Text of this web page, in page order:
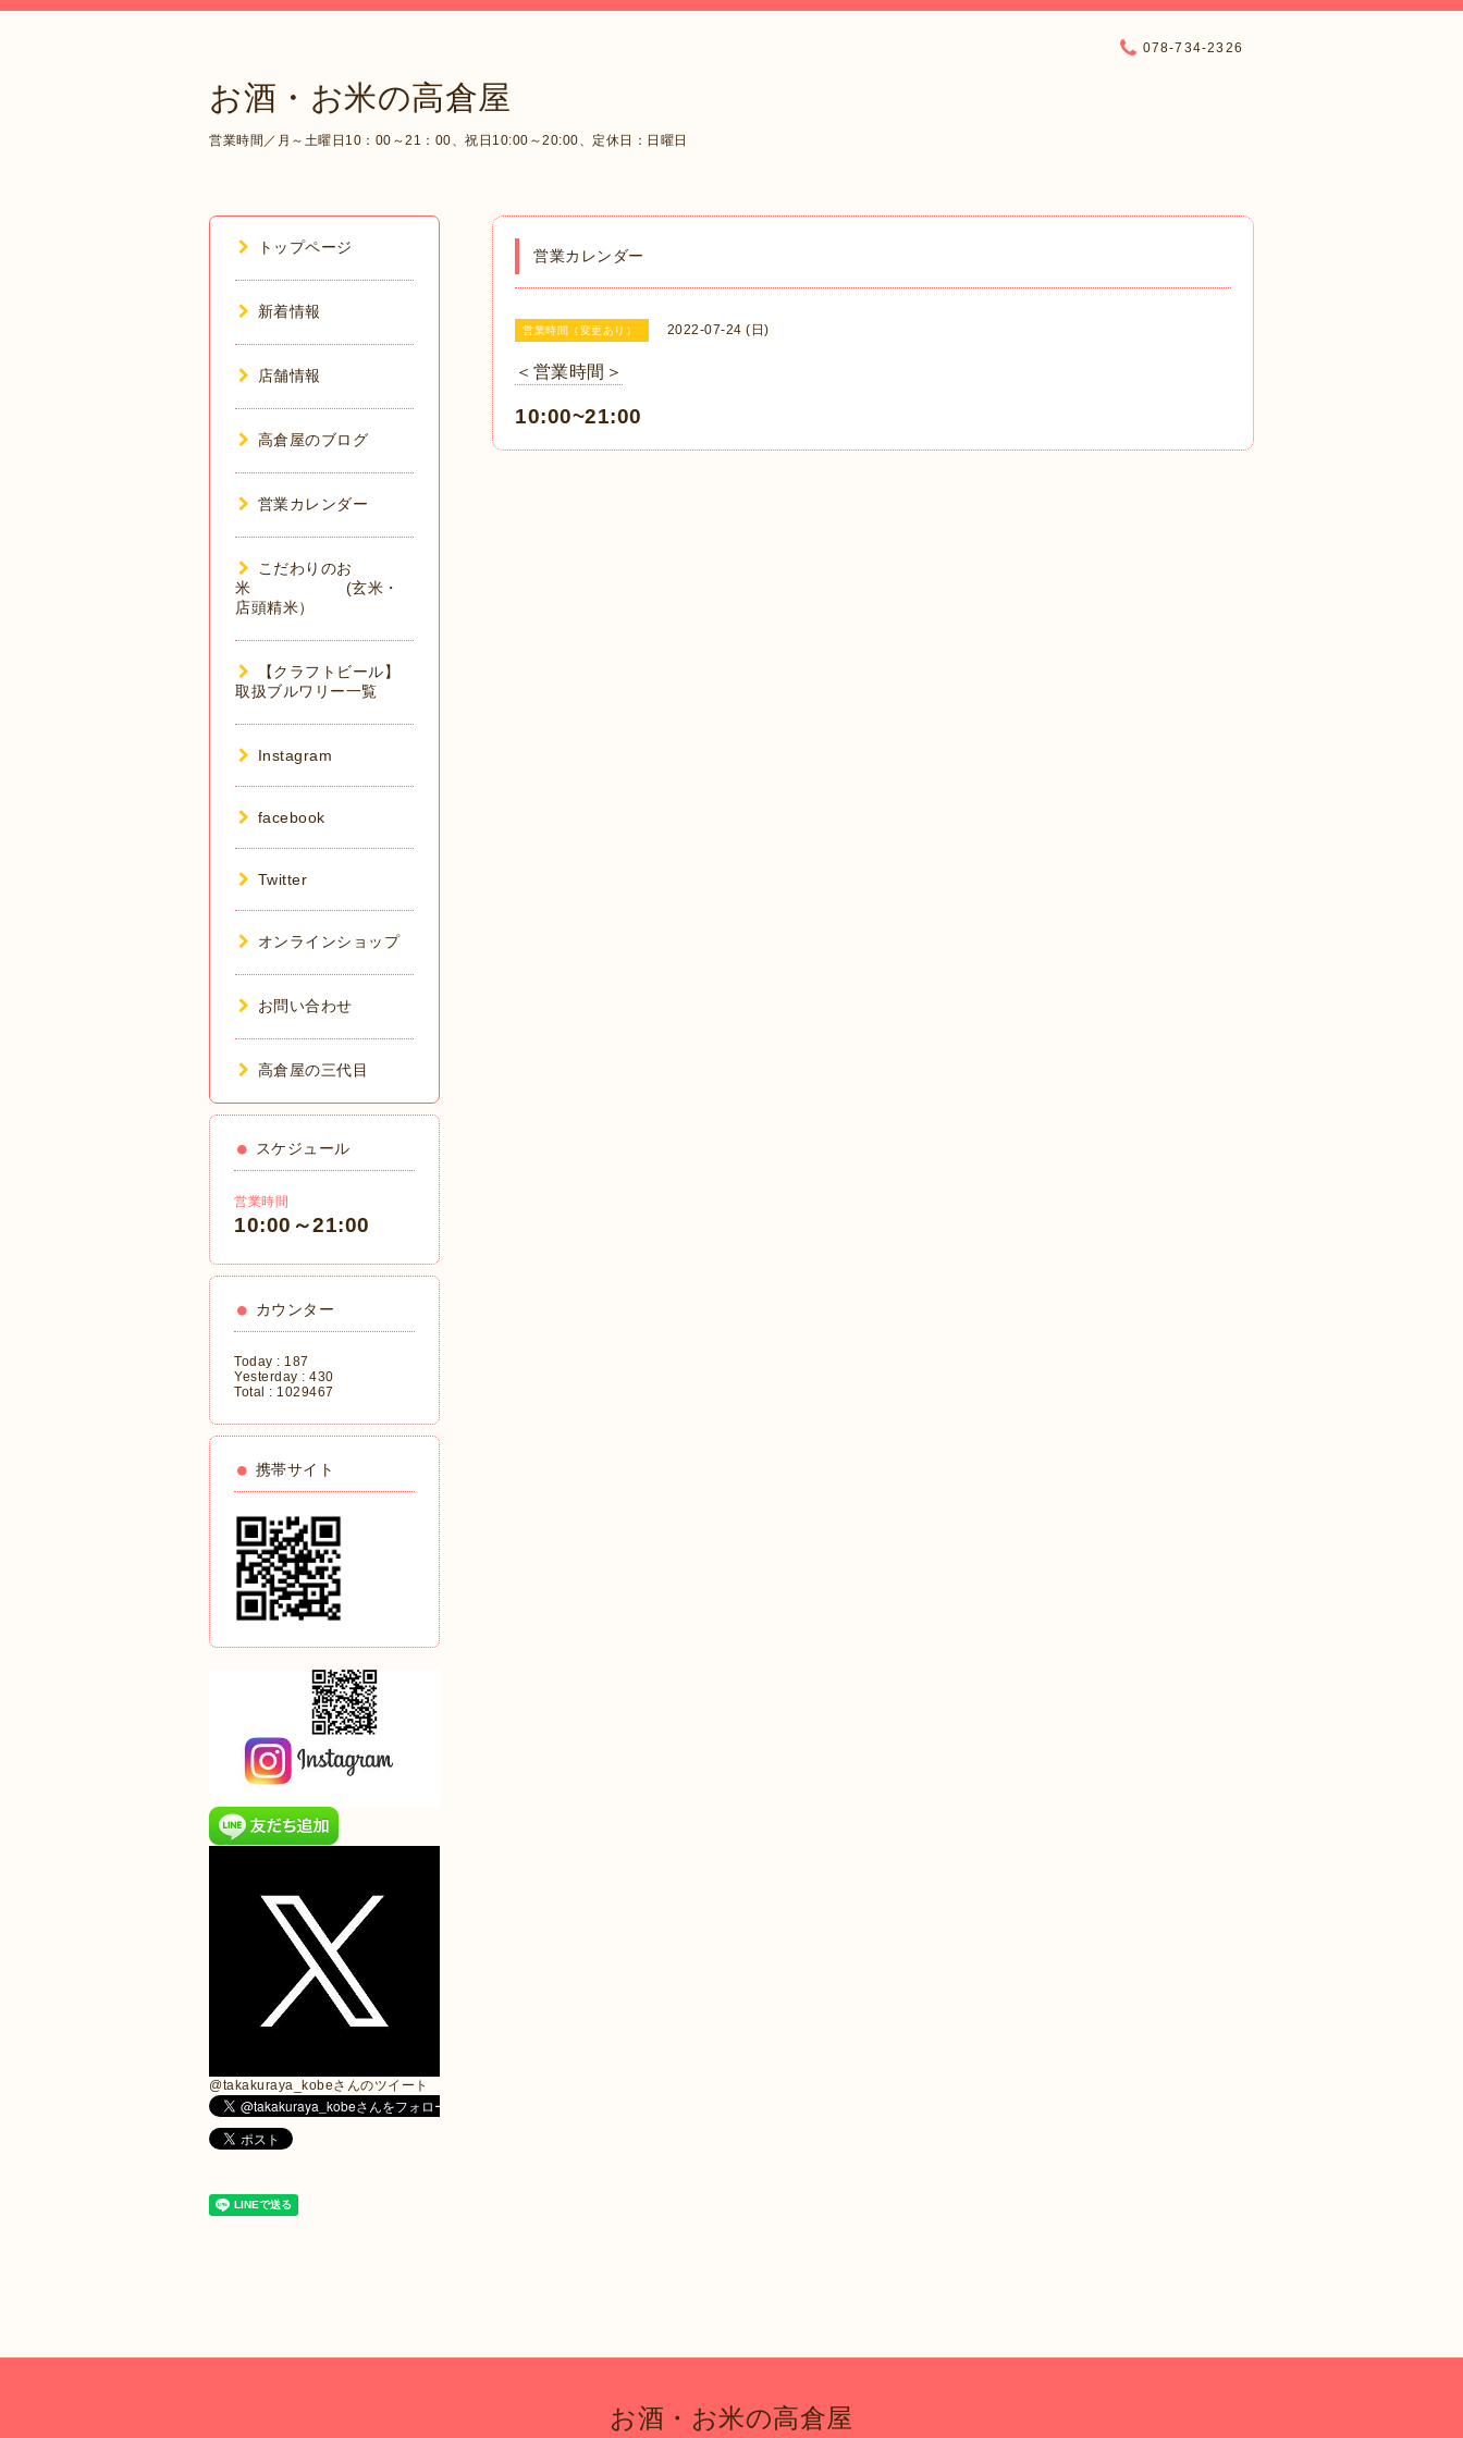
お酒・お米の高倉屋
営業時間／月～土曜日10：00～21：00、祝日10:00～20:00、定休日：日曜日
078-734-2326
営業カレンダー
営業時間（変更あり） 2022-07-24 (日)
＜営業時間＞
10:00~21:00
トップページ
新着情報
店舗情報
高倉屋のブログ
営業カレンダー
こだわりのお
米 (玄米・
店頭精米）
【クラフトビール】
取扱ブルワリー一覧
Instagram
facebook
Twitter
オンラインショップ
お問い合わせ
高倉屋の三代目
スケジュール
営業時間
10:00～21:00
カウンター
Today : 187
Yesterday : 430
Total : 1029467
携帯サイト
@takakuraya_kobeさんのツイート
お酒・お米の高倉屋